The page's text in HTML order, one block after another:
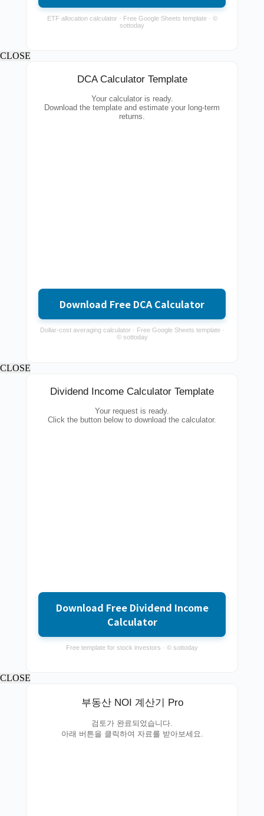
ETF allocation calculator · Free Google Sheets template · ©
sottoday
CLOSE
DCA Calculator Template
Your calculator is ready.
Download the template and estimate your long-term
returns.
Download Free DCA Calculator
Dollar-cost averaging calculator · Free Google Sheets template ·
© sottoday
CLOSE
Dividend Income Calculator Template
Your request is ready.
Click the button below to download the calculator.
Download Free Dividend Income
Calculator
Free template for stock investors · © sottoday
CLOSE
부동산 NOI 계산기 Pro
검토가 완료되었습니다.
아래 버튼을 클릭하여 자료를 받아보세요.